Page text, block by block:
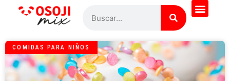
COMIDAS PARA NIÑOS